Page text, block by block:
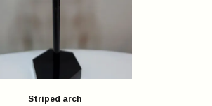
Striped arch